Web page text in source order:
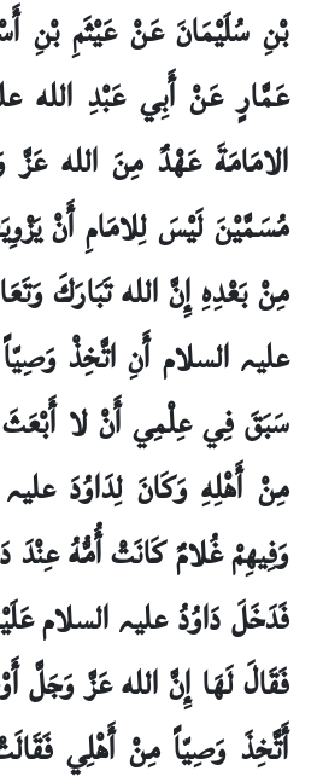
بْنِ سُلَيْمَانَ عَنْ عَيْثَمِ بْنِ
عَمَّارٍ عَنْ أَبِي عَبْدِ الله
الامَامَةَ عَهْدٌ مِنَ الله
مُسَمَّيْنَ لَيْسَ لِلامَامِ أَنْ
مِنْ بَعْدِهِ إِنَّ الله تَبَارَكَ
علیہ السلام أَنِ اتَّخِذْ
سَبَقَ فِي عِلْمِي أَنْ لا
مِنْ أَهْلِهِ وَكَانَ لِدَاوُدَ
وَفِيهِمْ غُلامٌ كَانَتْ أُمُّهُ عِنْدَ
فَدَخَلَ دَاوُدُ علیہ السلام
فَقَالَ لَهَا إِنَّ الله عَزَّ وَجَلَّ
أَتَّخِذَ وَصِيّاً مِنْ أَهْلِي